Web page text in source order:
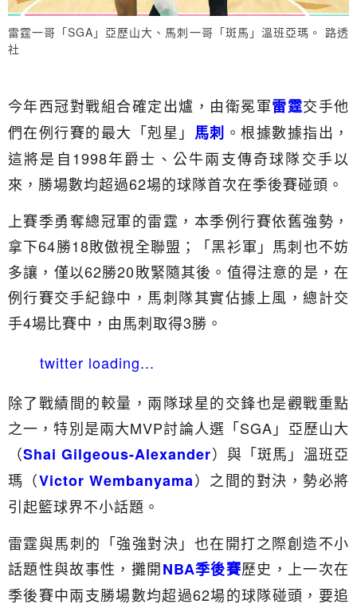
雷霆一哥「SGA」亞歷山大、馬刺一哥「斑馬」溫班亞瑪。 路透
社
今年西冠對戰組合確定出爐，由衛冕軍雷霆交手他
們在例行賽的最大「剋星」 馬刺 。根據數據指出，
這將是自1998年爵士、公牛兩支傳奇球隊交手以
來，勝場數均超過62場的球隊首次在季後賽碰頭。
上賽季勇奪總冠軍的雷霆，本季例行賽依舊強勢，
拿下64勝18敗傲視全聯盟；「黑衫軍」馬刺也不妨
多讓，僅以62勝20敗緊隨其後。值得注意的是，在
例行賽交手紀錄中，馬刺隊其實佔據上風，總計交
手4場比賽中，由馬刺取得3勝。
twitter loading...
除了戰績間的較量，兩隊球星的交鋒也是觀戰重點
之一，特別是兩大MVP討論人選「SGA」亞歷山大
（Shai Gilgeous-Alexander）與「斑馬」溫班亞
瑪（Victor Wembanyama）之間的對決，勢必將
引起籃球界不小話題。
雷霆與馬刺的「強強對決」也在開打之際創造不小
話題性與故事性，攤開NBA季後賽歷史，上一次在
季後賽中兩支勝場數均超過62場的球隊碰頭，要追